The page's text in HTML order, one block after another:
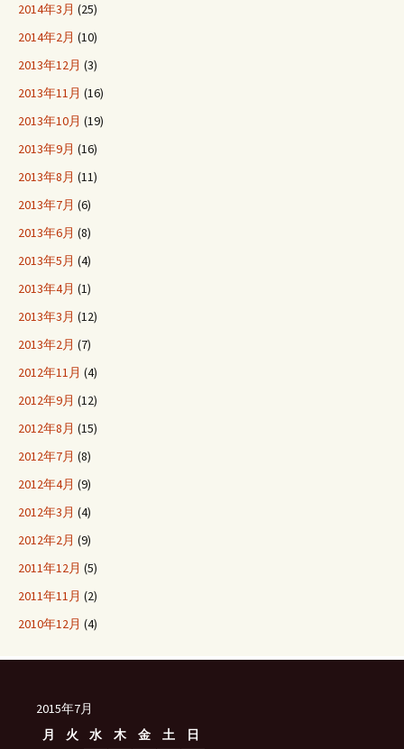
2014年3月 (25)
2014年2月 (10)
2013年12月 (3)
2013年11月 (16)
2013年10月 (19)
2013年9月 (16)
2013年8月 (11)
2013年7月 (6)
2013年6月 (8)
2013年5月 (4)
2013年4月 (1)
2013年3月 (12)
2013年2月 (7)
2012年11月 (4)
2012年9月 (12)
2012年8月 (15)
2012年7月 (8)
2012年4月 (9)
2012年3月 (4)
2012年2月 (9)
2011年12月 (5)
2011年11月 (2)
2010年12月 (4)
2015年7月
月
火 水 木 金 土
日